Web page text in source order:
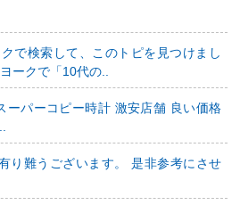
で検索して、このトピを見つけまし
ークで「10代の..
ーパーコピー時計 激安店舗 良い価格
り難うございます。 是非参考にさせ